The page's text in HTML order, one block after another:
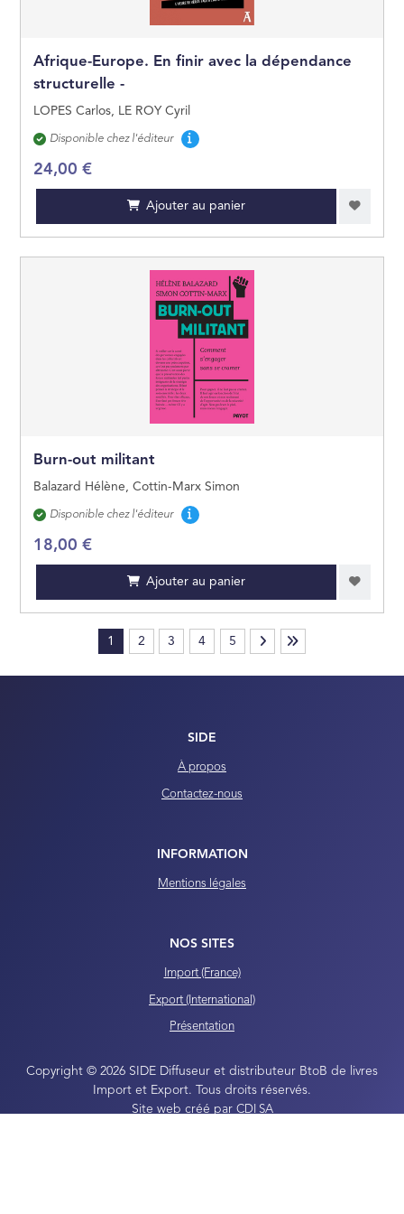
Afrique-Europe. En finir avec la dépendance
structurelle -
LOPES Carlos, LE ROY Cyril
Disponibilité
Disponible chez l'éditeur
24,00 €
Ajouter au panier
Burn-out militant
Balazard Hélène, Cottin-Marx Simon
Disponibilité
Disponible chez l'éditeur
18,00 €
Ajouter au panier
1 2 3 4 5
SIDE
À propos
Contactez-nous
INFORMATION
Mentions légales
NOS SITES
Import (France)
Export (International)
Présentation
Copyright © 2026 SIDE Diffuseur et distributeur BtoB de livres
Import et Export. Tous droits réservés.
Site web créé par CDI SA